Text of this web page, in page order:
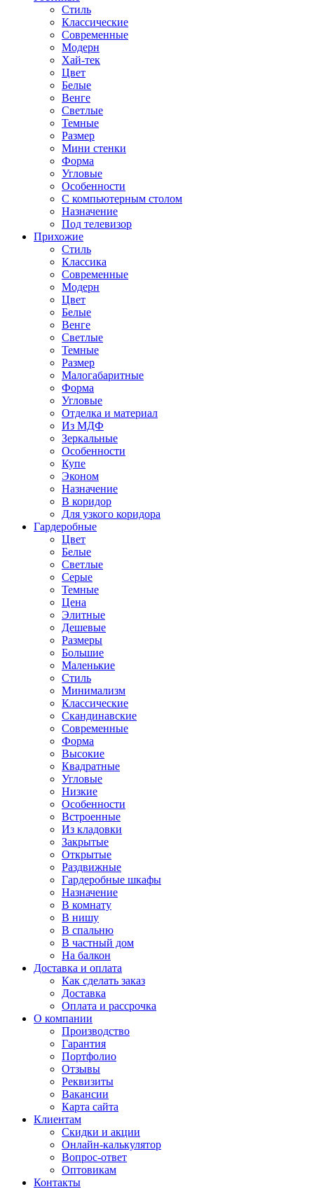
Стиль
Классические
Современные
Модерн
Хай-тек
Цвет
Белые
Венге
Светлые
Темные
Размер
Мини стенки
Форма
Угловые
Особенности
С компьютерным столом
Назначение
Под телевизор
Прихожие
Стиль
Классика
Современные
Модерн
Цвет
Белые
Венге
Светлые
Темные
Размер
Малогабаритные
Форма
Угловые
Отделка и материал
Из МДФ
Зеркальные
Особенности
Купе
Эконом
Назначение
В коридор
Для узкого коридора
Гардеробные
Цвет
Белые
Светлые
Серые
Темные
Цена
Элитные
Дешевые
Размеры
Большие
Маленькие
Стиль
Минимализм
Классические
Скандинавские
Современные
Форма
Высокие
Квадратные
Угловые
Низкие
Особенности
Встроенные
Из кладовки
Закрытые
Открытые
Раздвижные
Гардеробные шкафы
Назначение
В комнату
В нишу
В спальню
В частный дом
На балкон
Доставка и оплата
Как сделать заказ
Доставка
Оплата и рассрочка
О компании
Производство
Гарантия
Портфолио
Отзывы
Реквизиты
Вакансии
Карта сайта
Клиентам
Скидки и акции
Онлайн-калькулятор
Вопрос-ответ
Оптовикам
Контакты